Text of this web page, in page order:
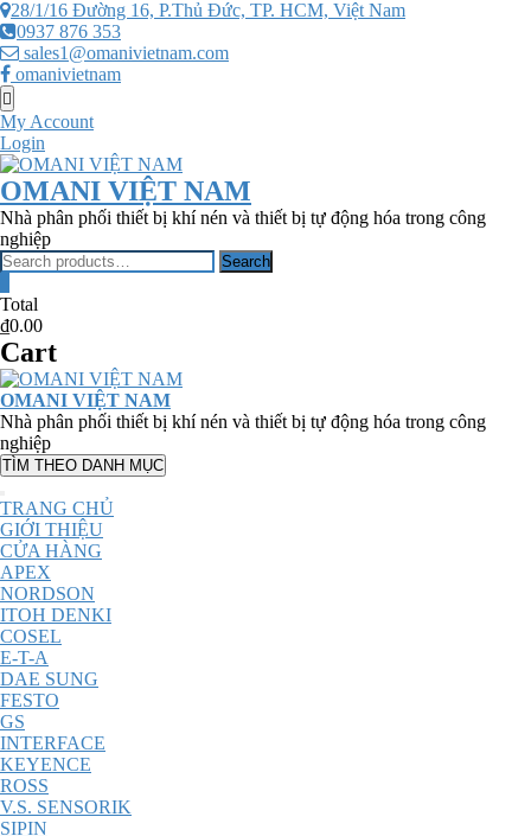
Skip
to
content
28/1/16 Đường 16, P.Thủ Đức, TP. HCM, Việt Nam
0937 876 353
sales1@omanivietnam.com
omanivietnam
Topbar
Menu
My Account
Login
OMANI VIỆT NAM
Nhà phân phối thiết bị khí nén và thiết bị tự động hóa trong công
nghiệp
Search
Search
Total
₫0.00
Cart
OMANI VIỆT NAM
Nhà phân phối thiết bị khí nén và thiết bị tự động hóa trong công
nghiệp
TÌM THEO DANH MỤC
TRANG CHỦ
GIỚI THIỆU
CỬA HÀNG
APEX
NORDSON
ITOH DENKI
COSEL
E-T-A
DAE SUNG
FESTO
GS
INTERFACE
KEYENCE
ROSS
V.S. SENSORIK
SIPIN